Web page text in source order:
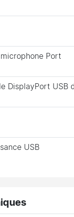
Port
DisplayPort USB
USB